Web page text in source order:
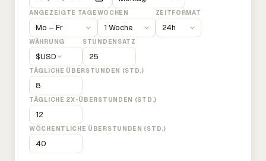
ANGEZEIGTE TAGEWOCHEN ZEITFORMAT
WÄHRUNG
$USD
STUNDENSATZ
TÄGLICHE ÜBERSTUNDEN (STD.)
TÄGLICHE 2X-ÜBERSTUNDEN (STD.)
WÖCHENTLICHE ÜBERSTUNDEN (STD.)